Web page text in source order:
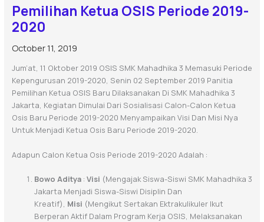
Pemilihan Ketua OSIS Periode 2019-
2020
October 11, 2019
Jum’at, 11 Oktober 2019 OSIS SMK Mahadhika 3 Memasuki Periode
Kepengurusan 2019-2020, Senin 02 September 2019 Panitia
Pemilihan Ketua OSIS Baru Dilaksanakan Di SMK Mahadhika 3
Jakarta, Kegiatan Dimulai Dari Sosialisasi Calon-Calon Ketua
Osis Baru Periode 2019-2020 Menyampaikan Visi Dan Misi Nya
Untuk Menjadi Ketua Osis Baru Periode 2019-2020.
Adapun Calon Ketua Osis Periode 2019-2020 Adalah :
Bowo Aditya: Visi (Mengajak Siswa-Siswi SMK Mahadhika 3
Jakarta Menjadi Siswa-Siswi Disiplin Dan
Kreatif), Misi (Mengikut Sertakan Ektrakulikuler Ikut
Berperan Aktif Dalam Program Kerja OSIS, Melaksanakan